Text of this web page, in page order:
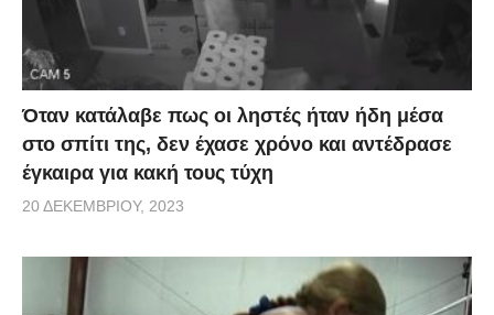
Όταν κατάλαβε πως οι ληστές ήταν ήδη μέσα
στο σπίτι της, δεν έχασε χρόνο και αντέδρασε
έγκαιρα για κακή τους τύχη
20 ΔΕΚΕΜΒΡΊΟΥ, 2023